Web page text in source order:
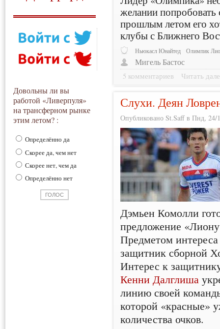
Довольны ли вы
работой «Ливерпуля»
на трансферном рынке
этим летом? :
Определённо да
Скорее да, чем нет
Скорее нет, чем да
Определённо нет
желании попробовать
прошлым летом его
клубы с Ближнего
Ньюкасл Юнайтед Олимпик
Мигель Бастос
5 комментариев Читать
Слухи. Деян
Опубликовано St.Saff в Пнд, 24/
Дэмьен Комолли
предложение
Предметом
защитник сборной
Интерес к
Кенни Далглиша
линию своей
которой «красные»
количества очков.